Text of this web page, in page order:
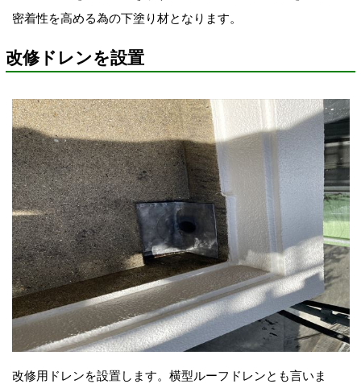
密着性を高める為の下塗り材となります。
改修ドレンを設置
改修用ドレンを設置します。横型ルーフドレンとも言いま